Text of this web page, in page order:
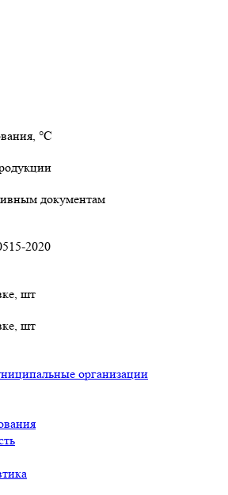
°C
документам
2020
шт
шт
организации